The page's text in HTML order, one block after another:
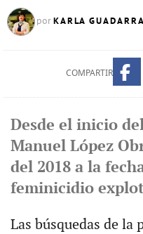
por KARLA
COMPARTIR
Desde el inicio
Manuel López
del 2018 a la
feminicidio
Las búsquedas de